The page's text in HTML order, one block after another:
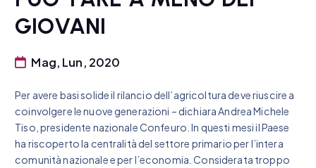
GIOVANI
Mag, Lun, 2020
Per avere basi solide il rilancio dell’agricoltura deve riuscire a
coinvolgere le nuove generazioni – dichiara Andrea Michele
Tiso, presidente nazionale Confeuro. In questi mesi il Paese
ha riscoperto la centralità del settore primario per l’intera
comunità nazionale e per l’economia. Considerata troppo